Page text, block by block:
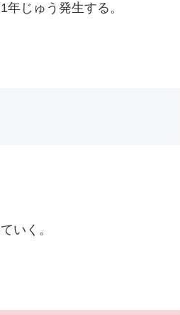
じゅう発生する。
いく。